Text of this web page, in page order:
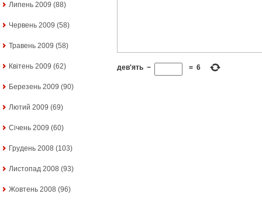
Липень 2009 (88)
Червень 2009 (58)
Травень 2009 (58)
Квітень 2009 (62)
Березень 2009 (90)
Лютий 2009 (69)
Січень 2009 (60)
Грудень 2008 (103)
Листопад 2008 (93)
Жовтень 2008 (96)
дев'ять − = 6